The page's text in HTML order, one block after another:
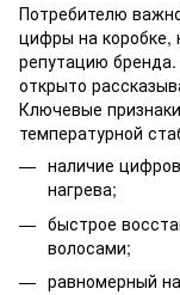
Потребителю
цифры на коробке,
репутацию
открыто
Ключевые
температурной
наличие
нагрева;
быстрое
волосами;
равномерный